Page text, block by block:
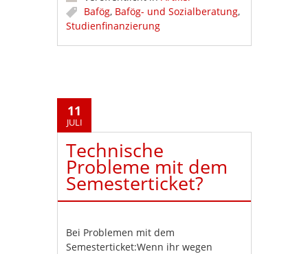
Bafög, Bafög- und Sozialberatung,
Studienfinanzierung
11
JULI
Technische
Probleme mit dem
Semesterticket?
Bei Problemen mit dem
Semesterticket:Wenn ihr wegen